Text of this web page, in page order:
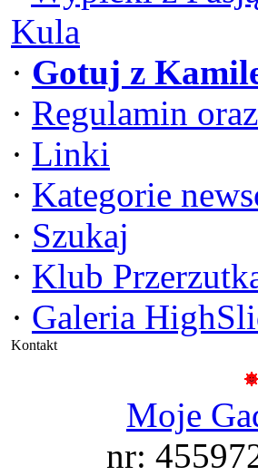
Kula
· Gotuj z
· Regulamin
· Linki
· Kategorie
· Szukaj
· Klub
· Galeria
Kontakt
Moje
nr: